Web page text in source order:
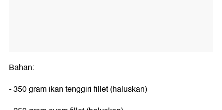
Bahan:
- 350 gram ikan tenggiri fillet (haluskan)